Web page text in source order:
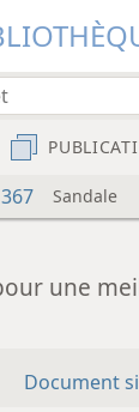
Sandale
une
Document